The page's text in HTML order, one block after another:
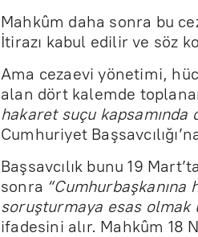
Mahkûm daha sonra bu
İtirazı kabul edilir ve söz
Ama cezaevi yönetimi,
alan dört kalemde
hakaret suçu
Cumhuriyet
Başsavcılık bunu 19
sonra
soruşturmaya esas olmak
ifadesini alır. Mahkûm 18